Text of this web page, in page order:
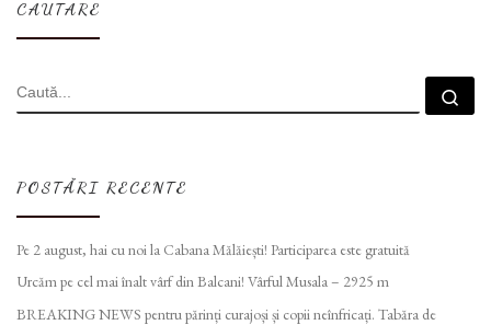
CAUTARE
CĂUTARE
POSTĂRI RECENTE
Pe 2 august, hai cu noi la Cabana Mălăiești! Participarea este gratuită
Urcăm pe cel mai înalt vârf din Balcani! Vârful Musala – 2925 m
BREAKING NEWS pentru părinți curajoși și copii neînfricați. Tabăra de